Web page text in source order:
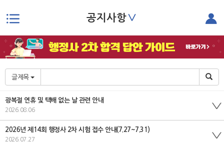
본문으로 바로가기
공지사항∨
글제목
광복절 연휴 및 택배 없는 날 관련 안내
2026.08.06
2026년 제14회 행정사 2차 시험 접수 안내(7.27~7.31)
2026.07.27